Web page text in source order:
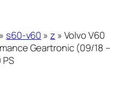
» s60-v60 » z » Volvo V60
Geartronic (09/18 –